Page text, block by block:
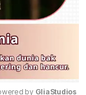
by GliaStudios